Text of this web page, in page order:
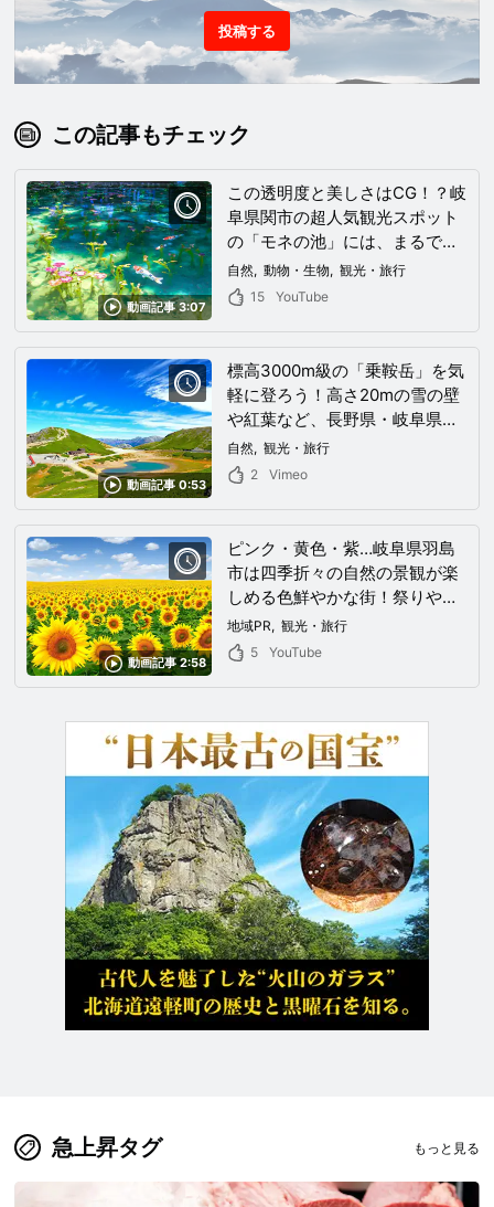
投稿する
この記事もチェック
動画記事 3:07
この透明度と美しさはCG！？岐
阜県関市の超人気観光スポット
の「モネの池」には、まるで絵
画のような色鮮やかな美しい光
景が目の前に広がっていた！
自然 動物・生物
観光・旅行
15
YouTube
動画記事 0:53
標高3000m級の「乗鞍岳」を気
軽に登ろう！高さ20mの雪の壁
や紅葉など、長野県・岐阜県の
乗鞍岳は四季折々の大自然が楽
しめる最高の観光スポット！
自然
観光・旅行
2
Vimeo
動画記事 2:58
ピンク・黄色・紫…岐阜県羽島
市は四季折々の自然の景観が楽
しめる色鮮やかな街！祭りやグ
ルメ、伝統文化と岐阜県羽島市
には魅力たっぷりの観光スポッ
地域PR
観光・旅行
5
YouTube
急上昇タグ もっと見る